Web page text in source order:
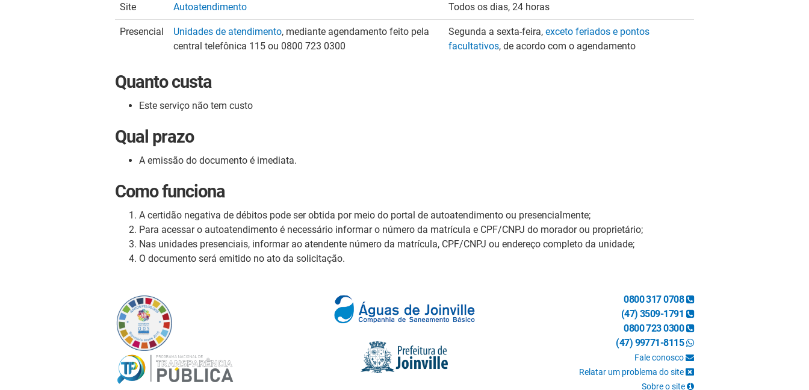
Site Autoatendimento Todos os dias, 24 horas
Presencial Unidades de atendimento, mediante agendamento feito pela
central telefônica 115 ou 0800 723 0300
Segunda a sexta-feira, exceto feriados e pontos
facultativos, de acordo com o agendamento
Quanto custa
Este serviço não tem custo
Qual prazo
A emissão do documento é imediata.
Como funciona
A certidão negativa de débitos pode ser obtida por meio do portal de autoatendimento ou presencialmente;
Para acessar o autoatendimento é necessário informar o número da matrícula e CPF/CNPJ do morador ou proprietário;
Nas unidades presenciais, informar ao atendente número da matrícula, CPF/CNPJ ou endereço completo da unidade;
O documento será emitido no ato da solicitação.
0800 317 0708
(47) 3509-1791
0800 723 0300
(47) 99771-8115
Fale conosco
Relatar um problema do site
Sobre o site